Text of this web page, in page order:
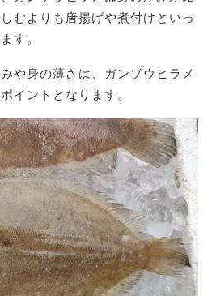
むよりも唐揚げや煮付けといっ
す。
や身の薄さは、ガンゾウヒラメ
イントとなります。